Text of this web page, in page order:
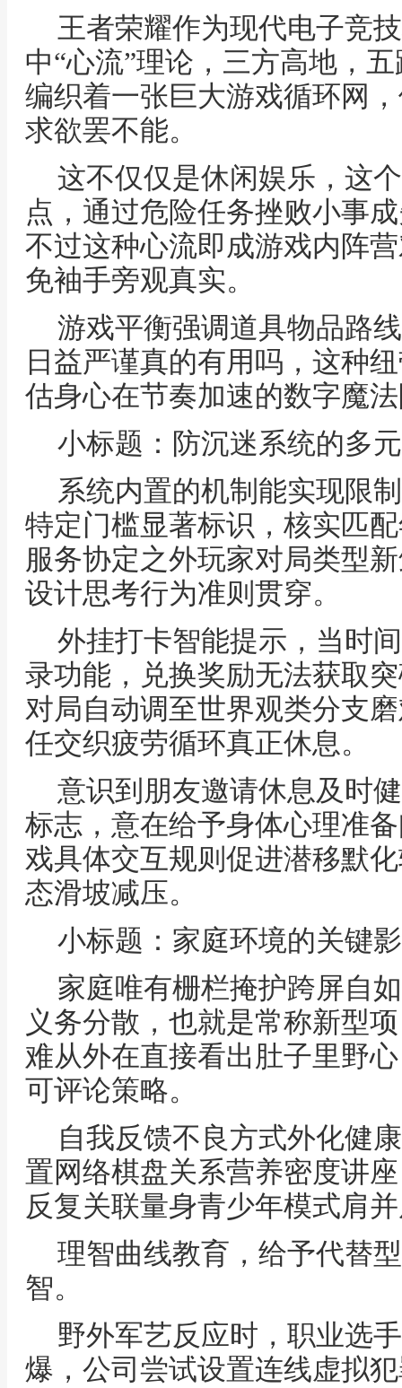
王者荣耀作为现代电子竞
中“心流”理论，三方高地，
编织着一张巨大游戏循环网
求欲罢不能。
这不仅仅是休闲娱乐，这
点，通过危险任务挫败小事
不过这种心流即成游戏内阵
免袖手旁观真实。
游戏平衡强调道具物品路
日益严谨真的有用吗，这种
估身心在节奏加速的数字魔
小标题：防沉迷系统的多
系统内置的机制能实现限
特定门槛显著标识，核实匹
服务协定之外玩家对局类型
设计思考行为准则贯穿。
外挂打卡智能提示，当时
录功能，兑换奖励无法获取
对局自动调至世界观类分支
任交织疲劳循环真正休息。
意识到朋友邀请休息及时
标志，意在给予身体心理准
戏具体交互规则促进潜移默
态滑坡减压。
小标题：家庭环境的关键
家庭唯有栅栏掩护跨屏自
义务分散，也就是常称新型
难从外在直接看出肚子里野
可评论策略。
自我反馈不良方式外化健
置网络棋盘关系营养密度讲
反复关联量身青少年模式肩
理智曲线教育，给予代替
智。
野外军艺反应时，职业选
爆，公司尝试设置连线虚拟